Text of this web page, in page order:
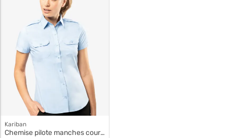
Kariban
Chemise pilote manches courtes femme k504